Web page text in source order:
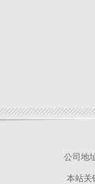
公司地
本站关